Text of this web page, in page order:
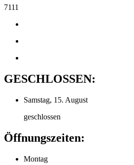
7111
GESCHLOSSEN:
Samstag, 15. August
geschlossen
Öffnungszeiten:
Montag